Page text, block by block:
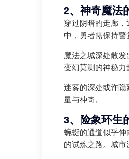
2、神奇魔法
穿过阴暗的走廊
中，勇者需保持警
魔法之城深处散
变幻莫测的神秘力
迷雾的深处或许
量与神奇。
3、险象环生
蜿蜒的通道似乎
的试炼之路。城市